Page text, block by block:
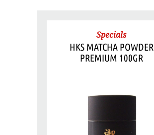
Specials
HKS MATCHA POWDER
PREMIUM 100GR